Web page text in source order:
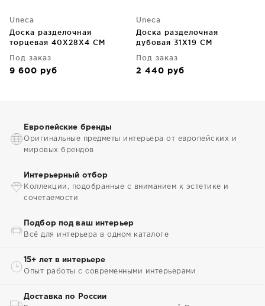
Uneca
Доска разделочная
торцевая 40X28X4 CM
Под заказ
9 600 руб
Uneca
Доска разделочная
дубовая 31X19 CM
Под заказ
2 440 руб
Европейские бренды
Оригинальные предметы интерьера от европейских и
мировых брендов
Интерьерный отбор
Коллекции, подобранные с вниманием к эстетике и
сочетаемости
Подбор под ваш интерьер
Всё для интерьера в одном каталоге
15+ лет в интерьере
Опыт работы с современными интерьерами
Доставка по России